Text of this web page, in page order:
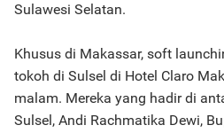
Sulawesi Selatan.
Khusus di Makassar, soft
tokoh di Sulsel di Hotel Claro
malam. Mereka yang hadir di
Sulsel, Andi Rachmatika Dewi,